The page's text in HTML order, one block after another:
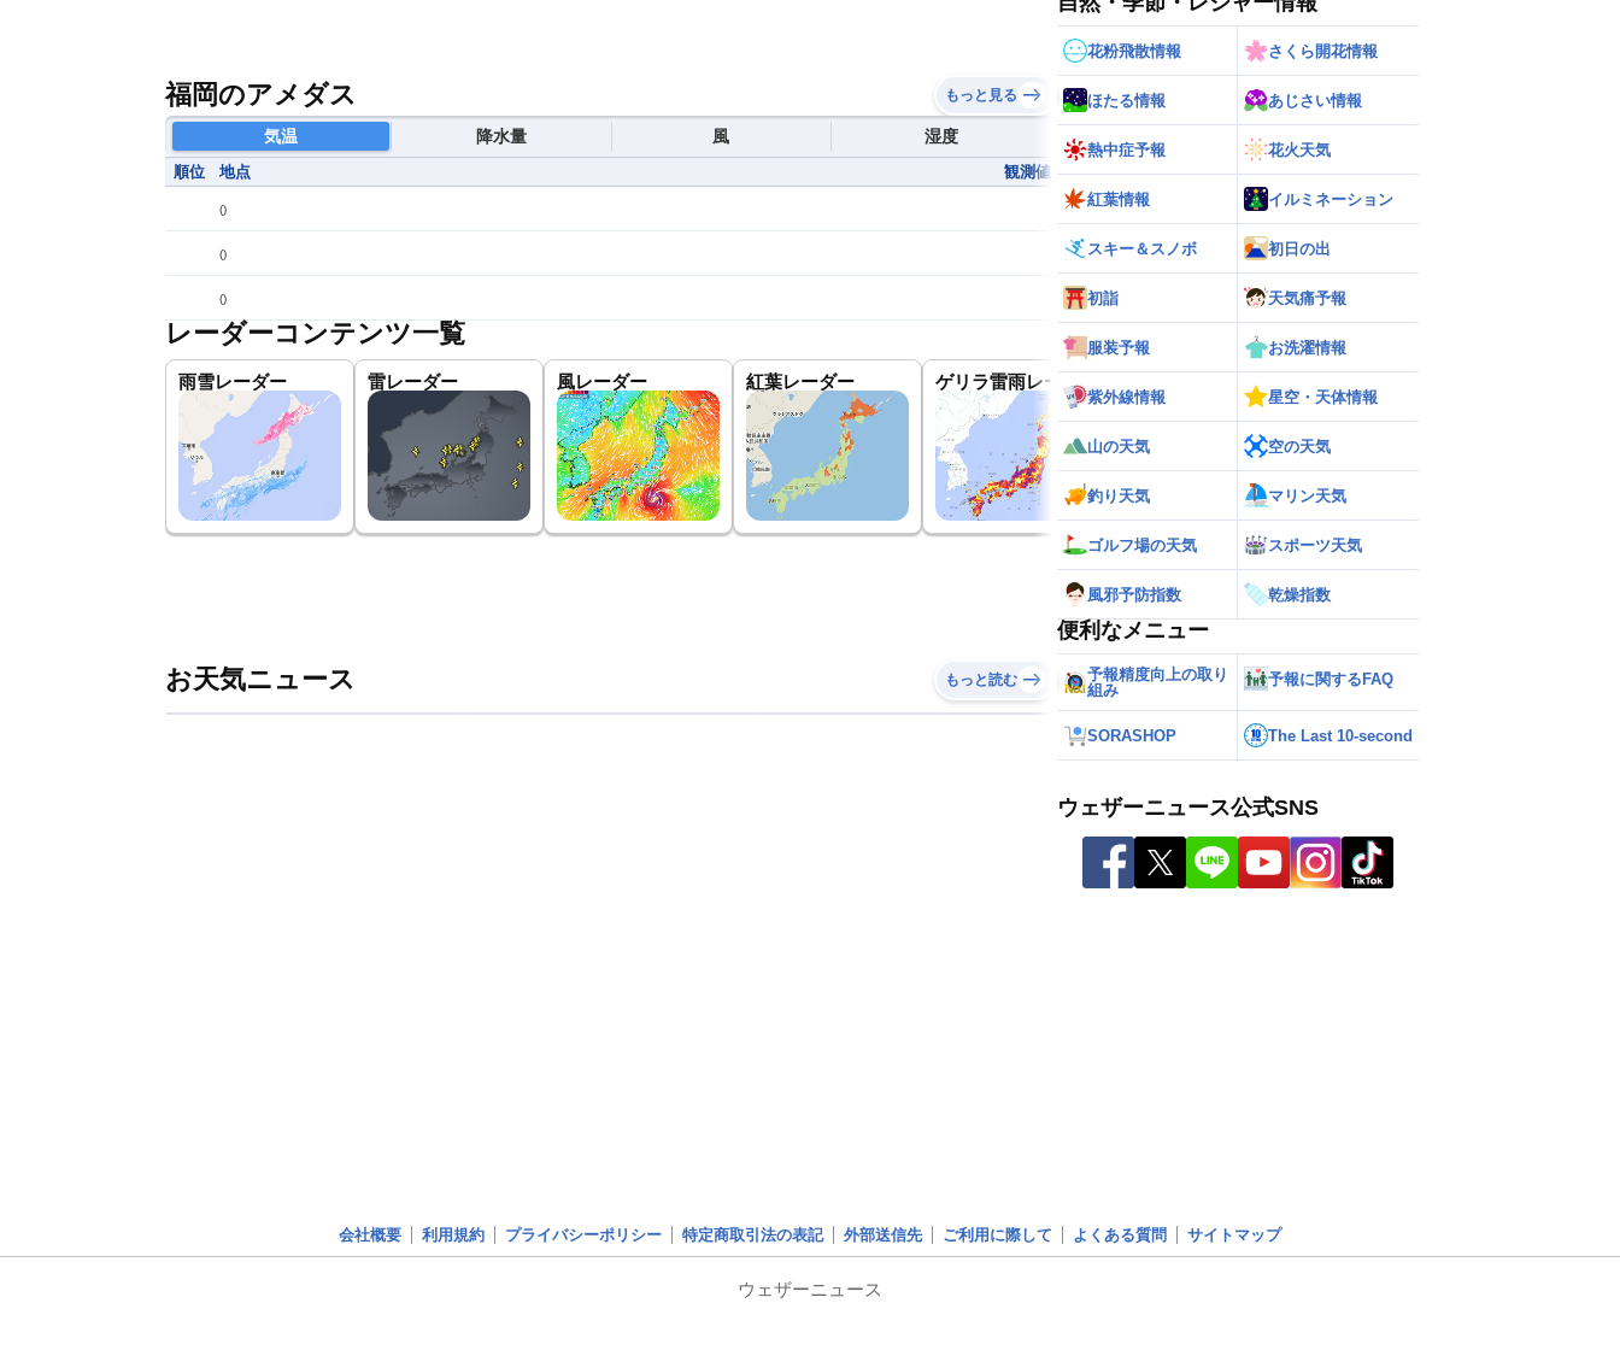
福岡のアメダス もっと見る
気温 降水量 風 湿度
順位 地点 観測値
()
()
()
レーダーコンテンツ一覧
雨雪レーダー 雷レーダー 風レーダー 紅葉レーダー ゲリラ雷雨レーダー 世界の雨雲レーダー
お天気ニュース もっと読む
花粉飛散情報 さくら開花情報
ほたる情報 あじさい情報
熱中症予報 花火天気
紅葉情報 イルミネーション
スキー＆スノボ 初日の出
初詣 天気痛予報
服装予報 お洗濯情報
紫外線情報 星空・天体情報
山の天気 空の天気
釣り天気 マリン天気
ゴルフ場の天気 スポーツ天気
風邪予防指数 乾燥指数
便利なメニュー
予報精度向上の取り
組み
予報に関するFAQ
SORASHOP The Last 10-second
ウェザーニュース公式SNS
会社概要 利用規約 プライバシーポリシー 特定商取引法の表記 外部送信先 ご利用に際して よくある質問 サイトマップ
ウェザーニュース